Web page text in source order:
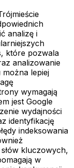
analizę i
które pozwala
analizowanie
lepiej
wymagają
jest Google
wydajności
identyfikację
indeksowania
kluczowych,
w